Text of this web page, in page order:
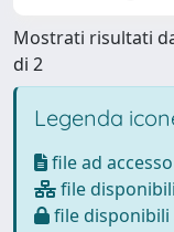
Mostrati risultati
di 2
Legenda
file ad
file
file